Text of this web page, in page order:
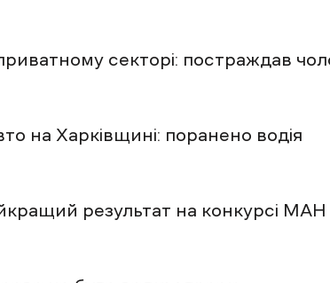
секторі: постраждав
на Харківщині: поранено водія
результат на конкурсі МАН